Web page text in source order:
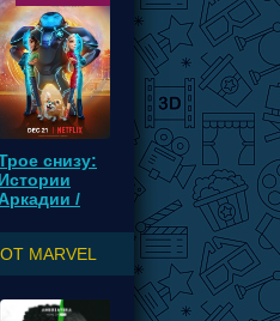
снизу:
Истории
Аркадии /
MARVEL